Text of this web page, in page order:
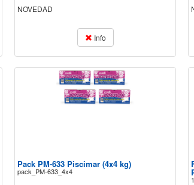
NOVEDAD
Info
Pack PM-633 Piscimar (4x4 kg)
pack_PM-633_4x4